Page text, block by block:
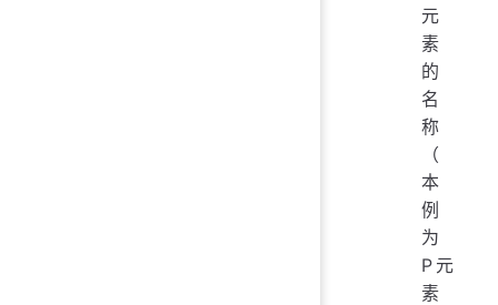
元
素
的
名
称
（
本
例
为
P元
素